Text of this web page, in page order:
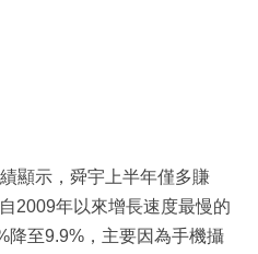
顯示，舜宇上半年僅多賺
2009年以來增長速度最慢的
降至9.9%，主要因為手機攝